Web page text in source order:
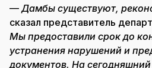
— Дамбы существуют,
сказал представитель
Мы предоставили срок до
устранения нарушений и
документов. На